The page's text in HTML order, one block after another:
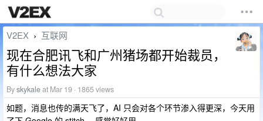
V2EX › 互联网
现在合肥讯飞和广州猪场都开始裁员，
有什么想法大家
Byskykaleat Mar 19 · 1865 views
如题，消息也传的满天飞了，AI 只会对各个环节渗入得更深，今天用